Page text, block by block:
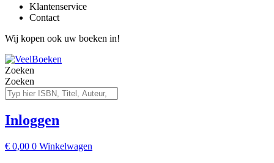
Klantenservice
Contact
Wij kopen ook uw boeken in!
Zoeken
Zoeken
Inloggen
€ 0,00 0 Winkelwagen